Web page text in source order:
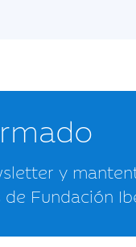
y
Fundación